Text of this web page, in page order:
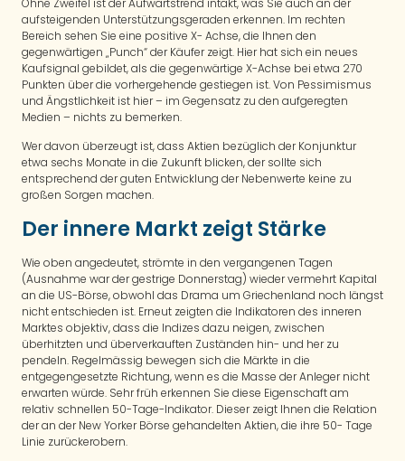
aufsteigenden Unterstützungsgeraden erkennen. Im rechten
Bereich sehen Sie eine positive X- Achse, die Ihnen den
gegenwärtigen „Punch“ der Käufer zeigt. Hier hat sich ein neues
Kaufsignal gebildet, als die gegenwärtige X-Achse bei etwa 270
Punkten über die vorhergehende gestiegen ist. Von Pessimismus
und Ängstlichkeit ist hier – im Gegensatz zu den aufgeregten
Medien – nichts zu bemerken.
Wer davon überzeugt ist, dass Aktien bezüglich der Konjunktur
etwa sechs Monate in die Zukunft blicken, der sollte sich
entsprechend der guten Entwicklung der Nebenwerte keine zu
großen Sorgen machen.
Der innere Markt zeigt Stärke
Wie oben angedeutet, strömte in den vergangenen Tagen
(Ausnahme war der gestrige Donnerstag) wieder vermehrt Kapital
an die US-Börse, obwohl das Drama um Griechenland noch längst
nicht entschieden ist. Erneut zeigten die Indikatoren des inneren
Marktes objektiv, dass die Indizes dazu neigen, zwischen
überhitzten und überverkauften Zuständen hin- und her zu
pendeln. Regelmässig bewegen sich die Märkte in die
entgegengesetzte Richtung, wenn es die Masse der Anleger nicht
erwarten würde. Sehr früh erkennen Sie diese Eigenschaft am
relativ schnellen 50-Tage-Indikator. Dieser zeigt Ihnen die Relation
der an der New Yorker Börse gehandelten Aktien, die ihre 50- Tage
Linie zurückerobern.